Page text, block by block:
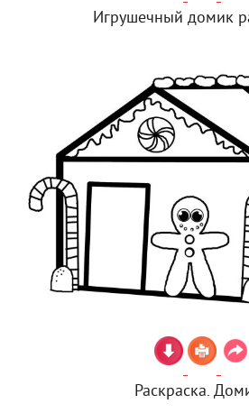
Игрушечный домик
Раскраска.